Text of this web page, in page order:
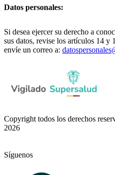
Datos personales:
Si desea ejercer su derecho a
sus datos, revise los artículos 14 y
envíe un correo a:
Copyright todos los derechos
2026
Síguenos